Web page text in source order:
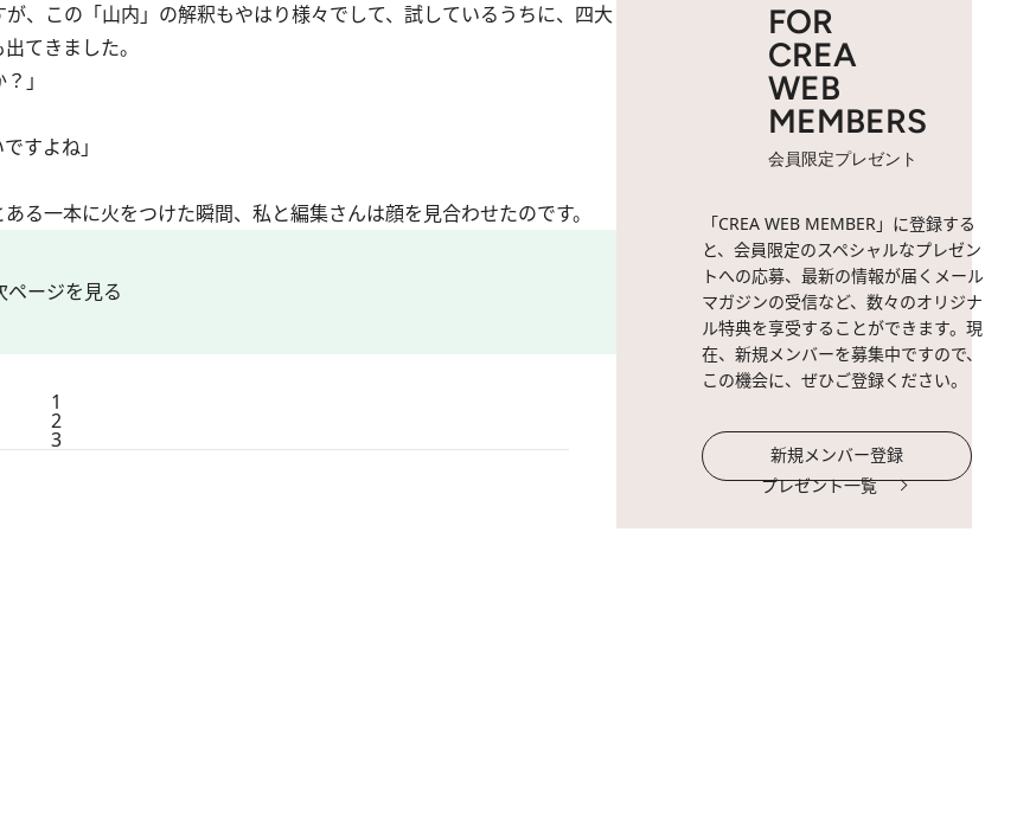
、この「山内」の解釈もやはり様々でして、試しているうちに、四大
てきました。
」
すよね」
一本に火をつけた瞬間、私と編集さんは顔を見合わせたのです。
ページを見る
1
2
3
FOR
CREA
WEB
MEMBERS
会員限定プレゼント
「CREA WEB MEMBER」に登録する
と、会員限定のスペシャルなプレゼン
トへの応募、最新の情報が届くメール
マガジンの受信など、数々のオリジナ
ル特典を享受することができます。現
在、新規メンバーを募集中ですので、
この機会に、ぜひご登録ください。
新規メンバー登録
プレゼント一覧